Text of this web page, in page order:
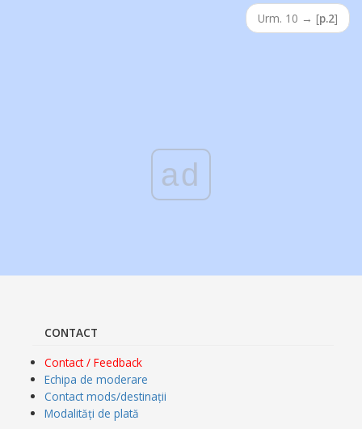
Urm. 10 → [p.2]
ad
CONTACT
Contact / Feedback
Echipa de moderare
Contact mods/destinații
Modalități de plată